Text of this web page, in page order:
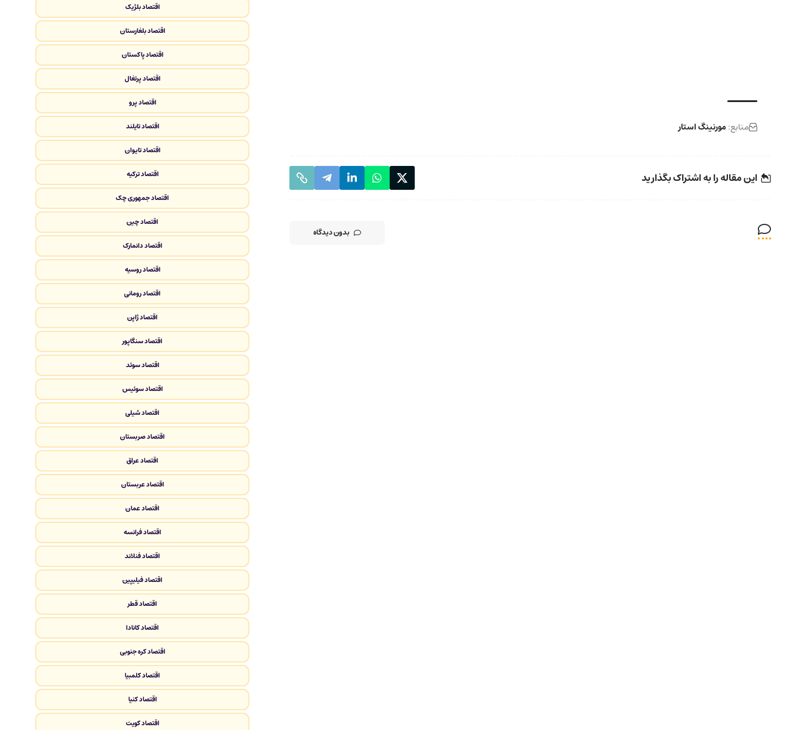
منابع:مورنینگ استار
این مقاله را به اشتراک بگذارید
بدون دیدگاه
اقتصاد بلژیک
اقتصاد بلغارستان
اقتصاد پاکستان
اقتصاد پرتغال
اقتصاد پرو
اقتصاد تایلند
اقتصاد تایوان
اقتصاد ترکیه
اقتصاد جمهوری چک
اقتصاد چین
اقتصاد دانمارک
اقتصاد روسیه
اقتصاد رومانی
اقتصاد ژاپن
اقتصاد سنگاپور
اقتصاد سوئد
اقتصاد سوئیس
اقتصاد شیلی
اقتصاد صربستان
اقتصاد عراق
اقتصاد عربستان
اقتصاد عمان
اقتصاد فرانسه
اقتصاد فنلاند
اقتصاد فیلیپین
اقتصاد قطر
اقتصاد کانادا
اقتصاد کره جنوبی
اقتصاد کلمبیا
اقتصاد کنیا
اقتصاد کویت